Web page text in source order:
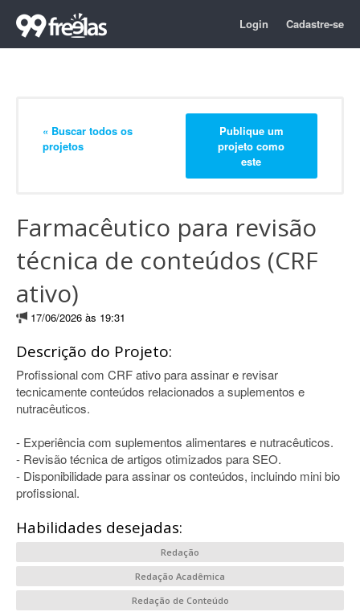
Login Cadastre-se
« Buscar todos os
projetos
Publique um
projeto como
este
Farmacêutico para revisão
técnica de conteúdos (CRF
ativo)
17/06/2026 às 19:31
Descrição do Projeto:
Profissional com CRF ativo para assinar e revisar
tecnicamente conteúdos relacionados a suplementos e
nutracêuticos.
- Experiência com suplementos alimentares e nutracêuticos.
- Revisão técnica de artigos otimizados para SEO.
- Disponibilidade para assinar os conteúdos, incluindo mini bio
profissional.
Habilidades desejadas:
Redação
Redação Acadêmica
Redação de Conteúdo